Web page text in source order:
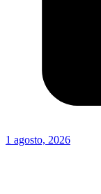
1 agosto, 2026